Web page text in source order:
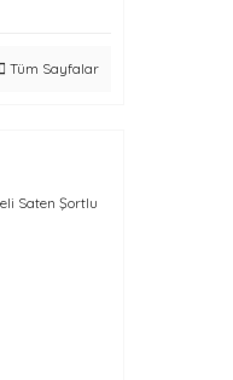
Tüm Sayfalar